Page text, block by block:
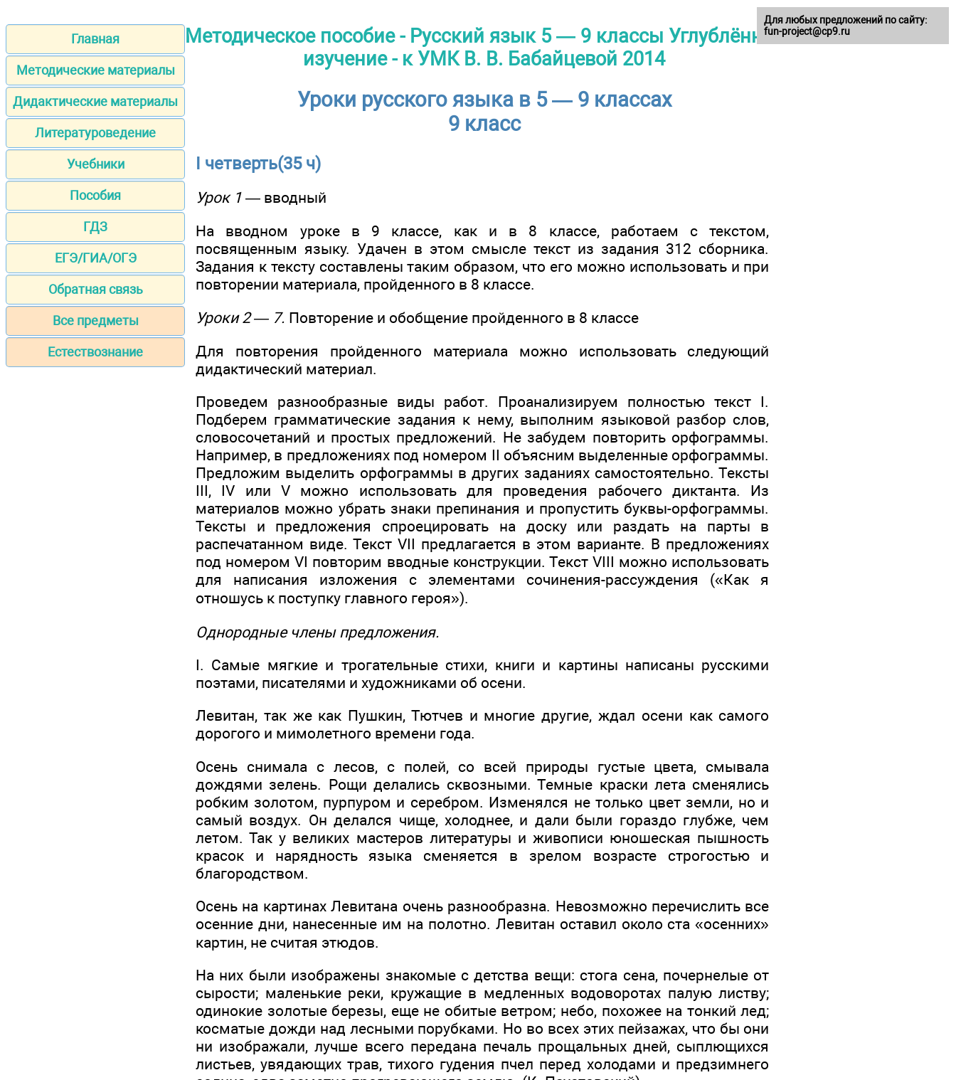
Главная
Методические материалы
Дидактические материалы
Литературоведение
Учебники
Пособия
ГДЗ
ЕГЭ/ГИА/ОГЭ
Обратная связь
Все предметы
Естествознание
Методическое пособие - Русский язык 5 — 9 классы Углублённое
изучение - к УМК В. В. Бабайцевой 2014
Уроки русского языка в 5 — 9 классах
9 класс
I четверть(35 ч)
Урок 1 — вводный
На вводном уроке в 9 классе, как и в 8 классе, работаем с текстом,
посвященным языку. Удачен в этом смысле текст из задания 312 сборника.
Задания к тексту составлены таким образом, что его можно использовать и при
повторении материала, пройденного в 8 классе.
Уроки 2 — 7. Повторение и обобщение пройденного в 8 классе
Для повторения пройденного материала можно использовать следующий
дидактический материал.
Проведем разнообразные виды работ. Проанализируем полностью текст I.
Подберем грамматические задания к нему, выполним языковой разбор слов,
словосочетаний и простых предложений. Не забудем повторить орфограммы.
Например, в предложениях под номером II объясним выделенные орфограммы.
Предложим выделить орфограммы в других заданиях самостоятельно. Тексты
III, IV или V можно использовать для проведения рабочего диктанта. Из
материалов можно убрать знаки препинания и пропустить буквы-орфограммы.
Тексты и предложения спроецировать на доску или раздать на парты в
распечатанном виде. Текст VII предлагается в этом варианте. В предложениях
под номером VI повторим вводные конструкции. Текст VIII можно использовать
для написания изложения с элементами сочинения-рассуждения («Как я
отношусь к поступку главного героя»).
Однородные члены предложения.
I. Самые мягкие и трогательные стихи, книги и картины написаны русскими
поэтами, писателями и художниками об осени.
Левитан, так же как Пушкин, Тютчев и многие другие, ждал осени как самого
дорогого и мимолетного времени года.
Осень снимала с лесов, с полей, со всей природы густые цвета, смывала
дождями зелень. Рощи делались сквозными. Темные краски лета сменялись
робким золотом, пурпуром и серебром. Изменялся не только цвет земли, но и
самый воздух. Он делался чище, холоднее, и дали были гораздо глубже, чем
летом. Так у великих мастеров литературы и живописи юношеская пышность
красок и нарядность языка сменяется в зрелом возрасте строгостью и
благородством.
Осень на картинах Левитана очень разнообразна. Невозможно перечислить все
осенние дни, нанесенные им на полотно. Левитан оставил около ста «осенних»
картин, не считая этюдов.
На них были изображены знакомые с детства вещи: стога сена, почернелые от
сырости; маленькие реки, кружащие в медленных водоворотах палую листву;
одинокие золотые березы, еще не обитые ветром; небо, похожее на тонкий лед;
косматые дожди над лесными порубками. Но во всех этих пейзажах, что бы они
ни изображали, лучше всего передана печаль прощальных дней, сыплющихся
листьев, увядающих трав, тихого гудения пчел перед холодами и предзимнего
Для любых предложений по сайту:
fun-project@cp9.ru